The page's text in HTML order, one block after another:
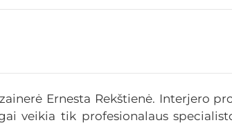
Ernesta Rekštienė. Interjero
veikia tik profesionalaus